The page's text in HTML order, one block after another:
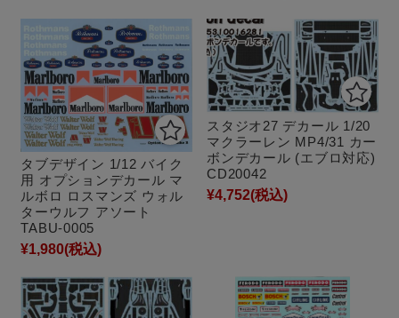
タブデザイン 1/12 バイク
用 オプションデカール マ
ルボロ ロスマンズ ウォル
ターウルフ アソート
TABU-0005
¥1,980(税込)
スタジオ27 デカール 1/20
マクラーレン MP4/31 カー
ボンデカール (エブロ対応)
CD20042
¥4,752(税込)